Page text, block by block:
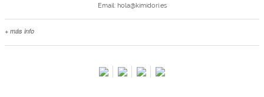
Email: hola@kimidori.es
+ más info